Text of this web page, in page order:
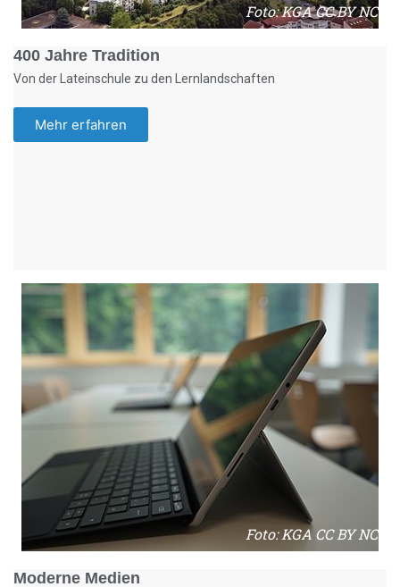
Foto: KGA CC BY NC
400 Jahre Tradition
Von der Lateinschule zu den Lernlandschaften
Mehr erfahren
Foto: KGA CC BY NC
Moderne Medien